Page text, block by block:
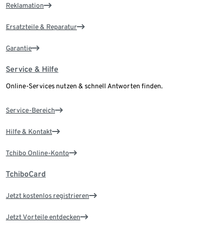
Reklamation
Ersatzteile & Reparatur
Garantie
Service & Hilfe
Online-Services nutzen & schnell Antworten finden.
Service-Bereich
Hilfe & Kontakt
Tchibo Online-Konto
TchiboCard
Jetzt kostenlos registrieren
Jetzt Vorteile entdecken